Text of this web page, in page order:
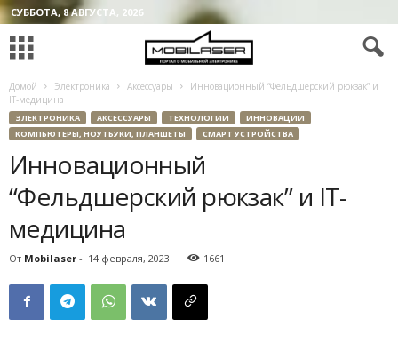
СУББОТА, 8 АВГУСТА, 2026
Домой Электроника Аксессуары
Инновационный “Фельдшерский рюкзак” и
IT-медицина
ЭЛЕКТРОНИКА АКСЕССУАРЫ ТЕХНОЛОГИИ
ИННОВАЦИИ
КОМПЬЮТЕРЫ, НОУТБУКИ, ПЛАНШЕТЫ
СМАРТ УСТРОЙСТВА
Инновационный
“Фельдшерский рюкзак” и IT-
медицина
От Mobilaser - 14 февраля, 2023 1661